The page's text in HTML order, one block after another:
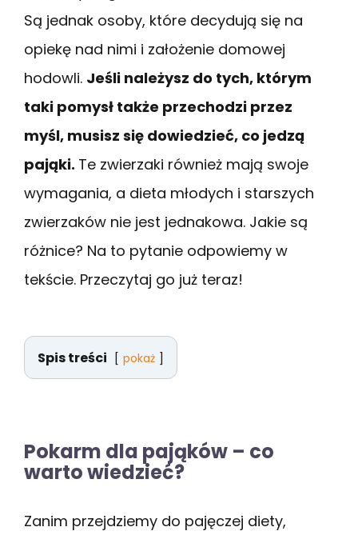
Są jednak osoby, które decydują się na
opiekę nad nimi i założenie domowej
hodowli. Jeśli należysz do tych, którym
taki pomysł także przechodzi przez
myśl, musisz się dowiedzieć, co jedzą
pająki. Te zwierzaki również mają swoje
wymagania, a dieta młodych i starszych
zwierzaków nie jest jednakowa. Jakie są
różnice? Na to pytanie odpowiemy w
tekście. Przeczytaj go już teraz!
Spis treści pokaż
Pokarm dla pająków – co
warto wiedzieć?
Zanim przejdziemy do pajęczej diety,